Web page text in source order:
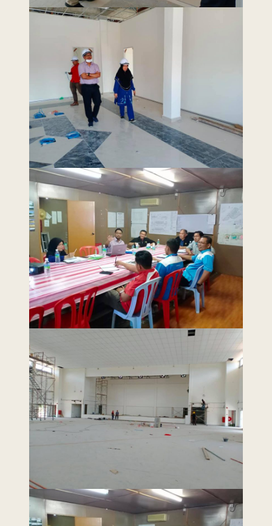
2022 © Jabatan
Kemajuan Orang
Asli (JAKOA)
Dasar Privasi|
Dasar
Keselamatan|
Penafian|Peta
Laman
Last Updated : 9 /
10 / 2020 12:00
AM
browser versi terkini dengan
skrin beresolusi 1280 x 1024 piksel